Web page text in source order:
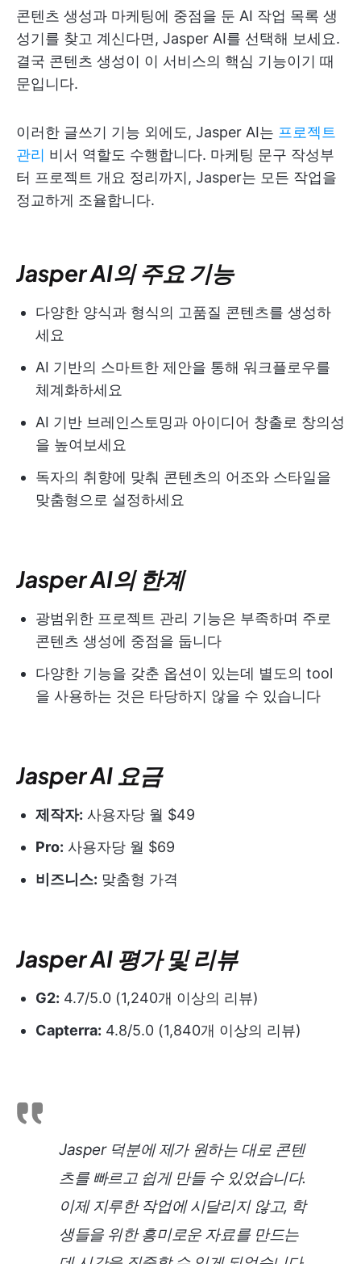
콘텐츠 생성과 마케팅에 중점을 둔 AI 작업 목록 생
성기를 찾고 계신다면, Jasper AI를 선택해 보세요.
결국 콘텐츠 생성이 이 서비스의 핵심 기능이기 때
문입니다.
이러한 글쓰기 기능 외에도, Jasper AI는 프로젝트
관리 비서 역할도 수행합니다. 마케팅 문구 작성부
터 프로젝트 개요 정리까지, Jasper는 모든 작업을
정교하게 조율합니다.
Jasper AI의 주요 기능
다양한 양식과 형식의 고품질 콘텐츠를 생성하
세요
AI 기반의 스마트한 제안을 통해 워크플로우를
체계화하세요
AI 기반 브레인스토밍과 아이디어 창출로 창의성
을 높여보세요
독자의 취향에 맞춰 콘텐츠의 어조와 스타일을
맞춤형으로 설정하세요
Jasper AI의 한계
광범위한 프로젝트 관리 기능은 부족하며 주로
콘텐츠 생성에 중점을 둡니다
다양한 기능을 갖춘 옵션이 있는데 별도의 tool
을 사용하는 것은 타당하지 않을 수 있습니다
Jasper AI 요금
제작자: 사용자당 월 $49
Pro: 사용자당 월 $69
비즈니스: 맞춤형 가격
Jasper AI 평가 및 리뷰
G2: 4.7/5.0 (1,240개 이상의 리뷰)
Capterra: 4.8/5.0 (1,840개 이상의 리뷰)
Jasper 덕분에 제가 원하는 대로 콘텐
츠를 빠르고 쉽게 만들 수 있었습니다.
이제 지루한 작업에 시달리지 않고, 학
생들을 위한 흥미로운 자료를 만드는